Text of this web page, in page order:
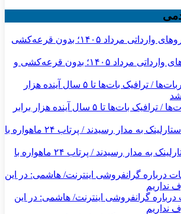
فروش فوری خودروهای وارداتی مرداد ۱۴۰۵؛ بدون قرعه‌کشی و
اینترنت در تسخیر ربات‌ها / ترافیک بات‌ها تا ۵ سال آینده هزار برابر
ماهواره‌های جدید استارلینک به مدار رسیدند / پرتاب ۲۴ ماهواره با
درباره گرانفروشی اینترنت/ هاشمی: در این
نداریم